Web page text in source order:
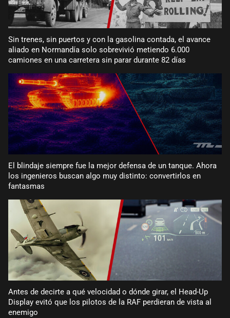
Sin trenes, sin puertos y con la gasolina contada, el avance
aliado en Normandía solo sobrevivió metiendo 6.000
camiones en una carretera sin parar durante 82 días
El blindaje siempre fue la mejor defensa de un tanque. Ahora
los ingenieros buscan algo muy distinto: convertirlos en
fantasmas
Antes de decirte a qué velocidad o dónde girar, el Head-Up
Display evitó que los pilotos de la RAF perdieran de vista al
enemigo